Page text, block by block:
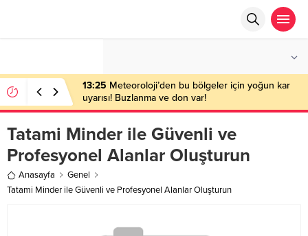
13:25 Meteoroloji’den bu bölgeler için yoğun kar
uyarısı! Buzlanma ve don var!
Tatami Minder ile Güvenli ve
Profesyonel Alanlar Oluşturun
Anasayfa
Genel
Tatami Minder ile Güvenli ve Profesyonel Alanlar Oluşturun